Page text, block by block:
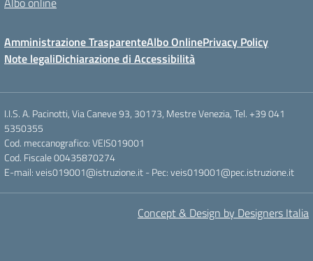
Amministrazione TrasparenteAlbo OnlinePrivacy Policy
Note legaliDichiarazione di Accessibilità
I.I.S. A. Pacinotti, Via Caneve 93, 30173, Mestre Venezia, Tel. +39 041
5350355
Cod. meccanografico: VEIS019001
Cod. Fiscale 00435870274
E-mail: veis019001@istruzione.it - Pec: veis019001@pec.istruzione.it
Concept & Design by Designers Italia